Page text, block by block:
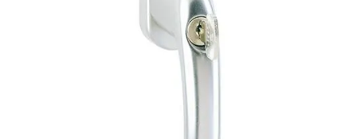
Terrassentüren